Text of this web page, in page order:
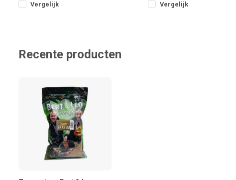
Vergelijk Vergelijk
Recente producten